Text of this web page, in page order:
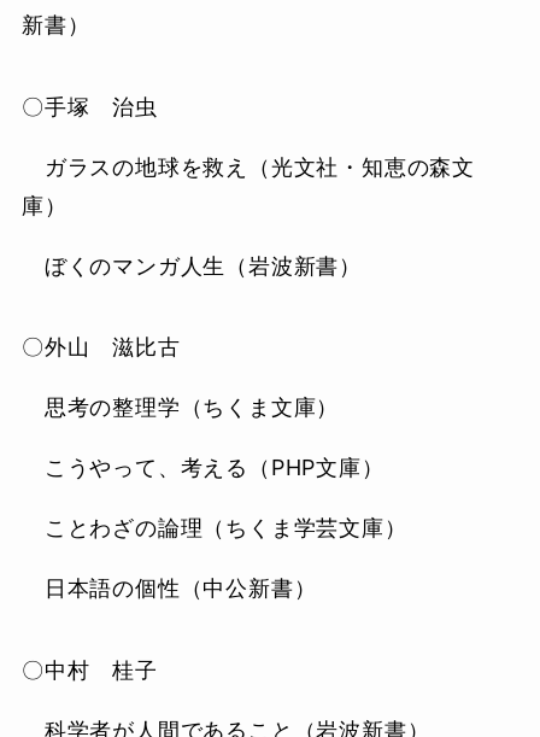
新書）
〇手塚 治虫
ガラスの地球を救え（光文社・知恵の森文
庫）
ぼくのマンガ人生（岩波新書）
〇外山 滋比古
思考の整理学（ちくま文庫）
こうやって、考える（PHP文庫）
ことわざの論理（ちくま学芸文庫）
日本語の個性（中公新書）
〇中村 桂子
科学者が人間であること（岩波新書）